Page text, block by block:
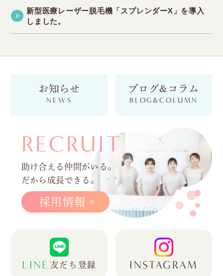
新型医療レーザー脱毛機「スプレンダーX」を導入
しました。
お知らせ
NEWS
ブログ&コラム
BLOG&COLUMN
RECRUIT
助け合える仲間がいる。
だから成長できる。
採用情報
LINE 友だち登録 INSTAGRAM